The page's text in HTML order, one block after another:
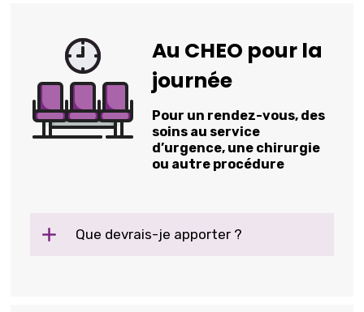
Au CHEO pour la
journée
Pour un rendez-vous, des
soins au service
d’urgence, une chirurgie
ou autre procédure
Que devrais-je apporter ?